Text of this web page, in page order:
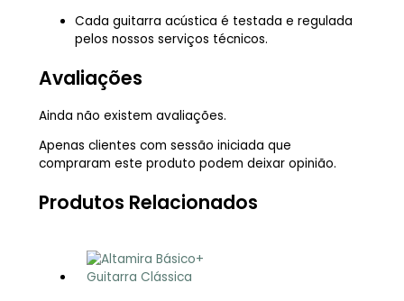
Cada guitarra acústica é testada e regulada
pelos nossos serviços técnicos.
Avaliações
Ainda não existem avaliações.
Apenas clientes com sessão iniciada que
compraram este produto podem deixar opinião.
Produtos Relacionados